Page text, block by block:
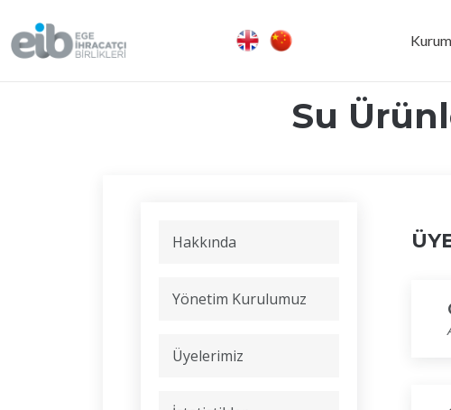
Su
Hakkında
Yönetim Kurulumuz
Üyelerimiz